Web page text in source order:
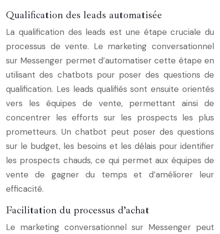
Qualification des leads automatisée
La qualification des leads est une étape cruciale du
processus de vente. Le marketing conversationnel
sur Messenger permet d’automatiser cette étape en
utilisant des chatbots pour poser des questions de
qualification. Les leads qualifiés sont ensuite orientés
vers les équipes de vente, permettant ainsi de
concentrer les efforts sur les prospects les plus
prometteurs. Un chatbot peut poser des questions
sur le budget, les besoins et les délais pour identifier
les prospects chauds, ce qui permet aux équipes de
vente de gagner du temps et d’améliorer leur
efficacité.
Facilitation du processus d’achat
Le marketing conversationnel sur Messenger peut